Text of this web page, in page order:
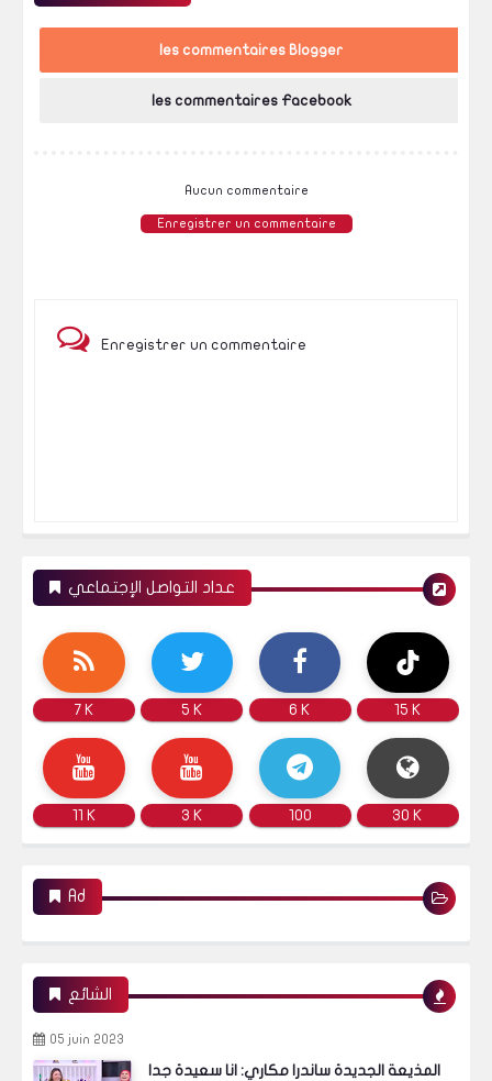
les commentaires Blogger
les commentaires Facebook
Aucun commentaire
Enregistrer un commentaire
Enregistrer un commentaire
عداد التواصل الإجتماعي
7 K 5 K 6 K 15 K
11 K 3 K 100 30 K
Ad
الشائع
05 juin 2023
المذيعة الجديدة ساندرا مكاري: انا سعيدة جدا